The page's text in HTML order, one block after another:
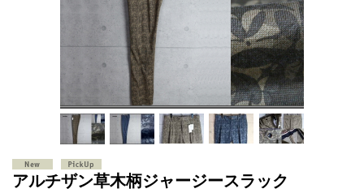
アルチザン草木柄ジャージースラック